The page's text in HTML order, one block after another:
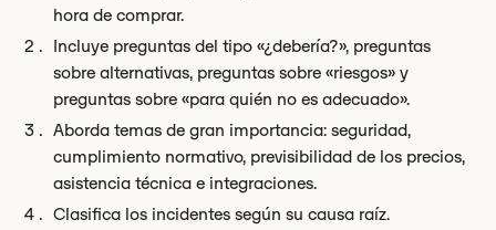
hora de comprar.
Incluye preguntas del tipo «¿debería?», preguntas
sobre alternativas, preguntas sobre «riesgos» y
preguntas sobre «para quién no es adecuado».
Aborda temas de gran importancia: seguridad,
cumplimiento normativo, previsibilidad de los precios,
asistencia técnica e integraciones.
Clasifica los incidentes según su causa raíz.